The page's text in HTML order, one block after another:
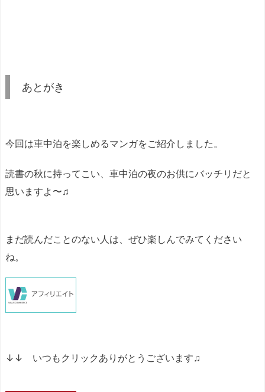
あとがき
今回は車中泊を楽しめるマンガをご紹介しました。
読書の秋に持ってこい、車中泊の夜のお供にバッチリだと
思いますよ〜♫
まだ読んだことのない人は、ぜひ楽しんでみてください
ね。
↓↓ いつもクリックありがとうございます♫